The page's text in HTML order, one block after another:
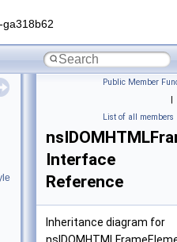
Public Member
|
List of all members
Interface
Reference
Inheritance diagram for